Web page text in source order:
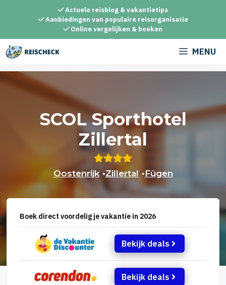
inhoud
Actuele reisblog & vakantietips
Aanbiedingen van populaire reisorganisatie
Online vergelijken & boeken
MENU
SCOL Sporthotel
Zillertal
Oostenrijk •Zillertal •Fügen
Boek direct voordelig je vakantie in 2026
Bekijk deals
Bekijk deals